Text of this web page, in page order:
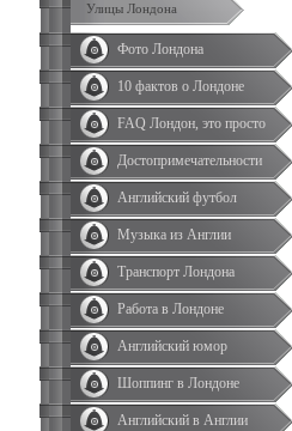
Улицы Лондона
Фото Лондона
10 фактов о Лондоне
FAQ Лондон, это просто
Достопримечательности
Английский футбол
Музыка из Англии
Транспорт Лондона
Работа в Лондоне
Английский юмор
Шоппинг в Лондоне
Английский в Англии